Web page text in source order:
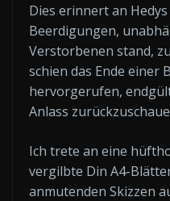
Dies erinnert an
Beerdigungen,
Verstorbenen stand,
schien das Ende einer
hervorgerufen,
Anlass
Ich trete an eine
vergilbte Din A4-
anmutenden Skizzen